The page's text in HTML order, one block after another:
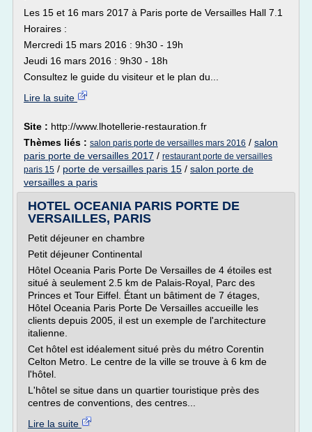
Les 15 et 16 mars 2017 à Paris porte de Versailles Hall 7.1
Horaires :
Mercredi 15 mars 2016 : 9h30 - 19h
Jeudi 16 mars 2016 : 9h30 - 18h
Consultez le guide du visiteur et le plan du...
Lire la suite
Site : http://www.lhotellerie-restauration.fr
Thèmes liés : salon paris porte de versailles mars 2016 / salon
paris porte de versailles 2017 / restaurant porte de versailles
paris 15 / porte de versailles paris 15 / salon porte de
versailles a paris
HOTEL OCEANIA PARIS PORTE DE
VERSAILLES, PARIS
Petit déjeuner en chambre
Petit déjeuner Continental
Hôtel Oceania Paris Porte De Versailles de 4 étoiles est
situé à seulement 2.5 km de Palais-Royal, Parc des
Princes et Tour Eiffel. Étant un bâtiment de 7 étages,
Hôtel Oceania Paris Porte De Versailles accueille les
clients depuis 2005, il est un exemple de l'architecture
italienne.
Cet hôtel est idéalement situé près du métro Corentin
Celton Metro. Le centre de la ville se trouve à 6 km de
l'hôtel.
L'hôtel se situe dans un quartier touristique près des
centres de conventions, des centres...
Lire la suite